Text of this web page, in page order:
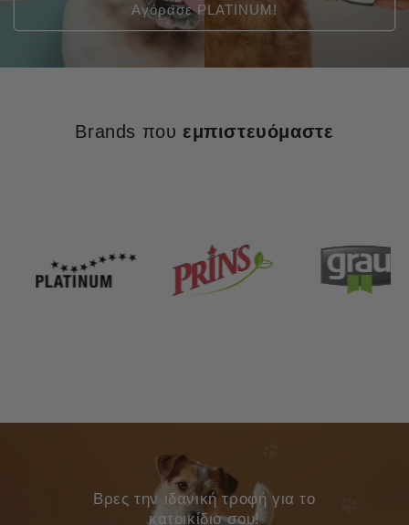
Αγόρασε PLATINUM!
Brands που εμπιστευόμαστε
Bρες την ιδανική τροφή για το
κατοικίδιο σου!